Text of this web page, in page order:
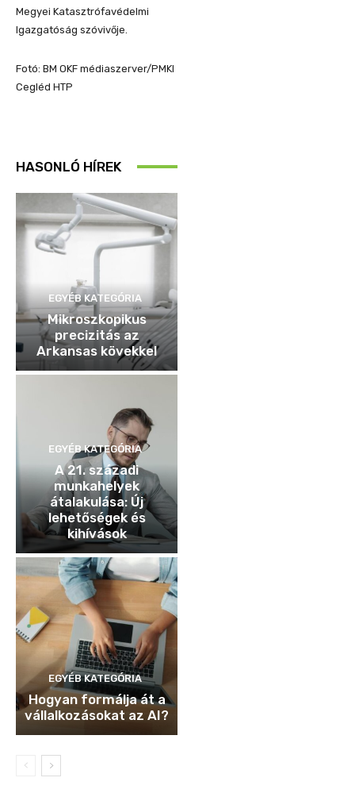
Megyei Katasztrófavédelmi
Igazgatóság szóvivője.
Fotó: BM OKF médiaszerver/PMKI
Cegléd HTP
HASONLÓ HÍREK
EGYÉB KATEGÓRIA
Mikroszkopikus
precizitás az
Arkansas kövekkel
EGYÉB KATEGÓRIA
A 21. századi
munkahelyek
átalakulása: Új
lehetőségek és
kihívások
EGYÉB KATEGÓRIA
Hogyan formálja át a
vállalkozásokat az AI?